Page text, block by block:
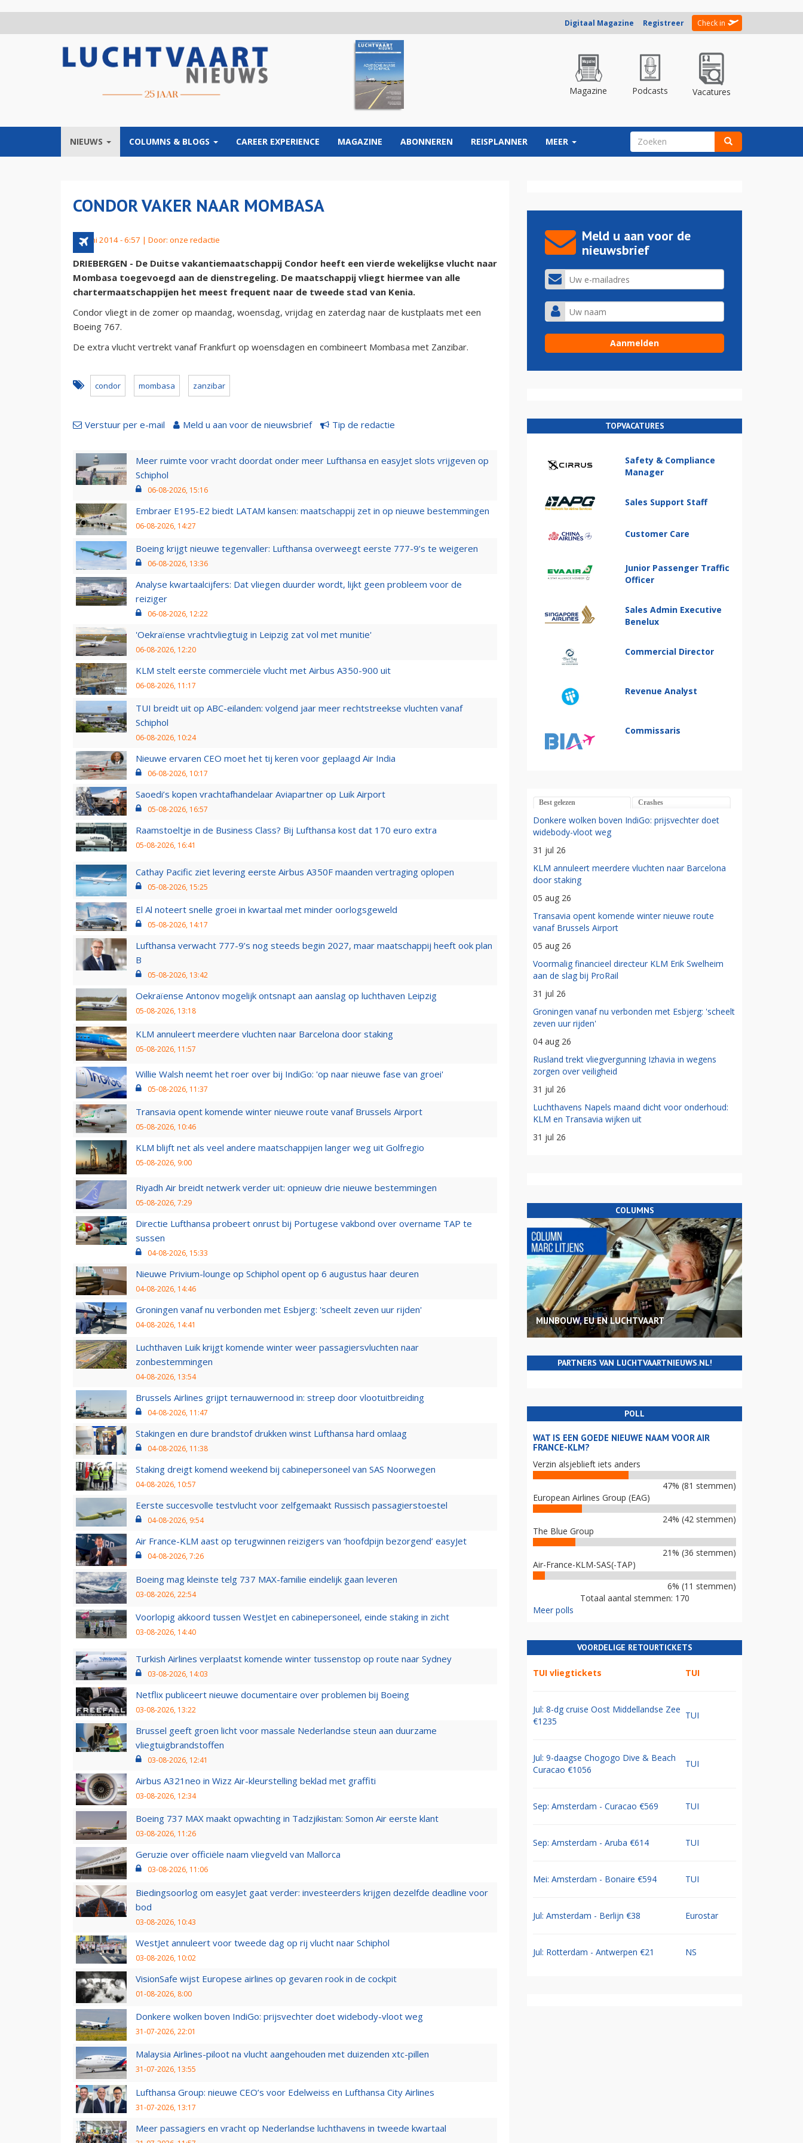
Digitaal Magazine Registreer Check in
Magazine Podcasts Vacatures
NIEUWS COLUMNS & BLOGS CAREER EXPERIENCE MAGAZINE ABONNEREN REISPLANNER MEER ZOEKVELD
CONDOR VAKER NAAR MOMBASA
29 juni 2014 - 6:57 | Door: onze redactie
DRIEBERGEN - De Duitse vakantiemaatschappij Condor heeft een vierde wekelijkse vlucht naar
Mombasa toegevoegd aan de dienstregeling. De maatschappij vliegt hiermee van alle
chartermaatschappijen het meest frequent naar de tweede stad van Kenia.
Condor vliegt in de zomer op maandag, woensdag, vrijdag en zaterdag naar de kustplaats met een
Boeing 767.
De extra vlucht vertrekt vanaf Frankfurt op woensdagen en combineert Mombasa met Zanzibar.
condor mombasa zanzibar
Verstuur per e-mail Meld u aan voor de nieuwsbrief Tip de redactie
Meer ruimte voor vracht doordat onder meer Lufthansa en easyJet slots vrijgeven op
Schiphol
06-08-2026, 15:16
Embraer E195-E2 biedt LATAM kansen: maatschappij zet in op nieuwe bestemmingen
06-08-2026, 14:27
Boeing krijgt nieuwe tegenvaller: Lufthansa overweegt eerste 777-9’s te weigeren
06-08-2026, 13:36
Analyse kwartaalcijfers: Dat vliegen duurder wordt, lijkt geen probleem voor de
reiziger
06-08-2026, 12:22
'Oekraïense vrachtvliegtuig in Leipzig zat vol met munitie'
06-08-2026, 12:20
KLM stelt eerste commerciële vlucht met Airbus A350-900 uit
06-08-2026, 11:17
TUI breidt uit op ABC-eilanden: volgend jaar meer rechtstreekse vluchten vanaf
Schiphol
06-08-2026, 10:24
Nieuwe ervaren CEO moet het tij keren voor geplaagd Air India
06-08-2026, 10:17
Saoedi’s kopen vrachtafhandelaar Aviapartner op Luik Airport
05-08-2026, 16:57
Raamstoeltje in de Business Class? Bij Lufthansa kost dat 170 euro extra
05-08-2026, 16:41
Cathay Pacific ziet levering eerste Airbus A350F maanden vertraging oplopen
05-08-2026, 15:25
El Al noteert snelle groei in kwartaal met minder oorlogsgeweld
05-08-2026, 14:17
Lufthansa verwacht 777-9’s nog steeds begin 2027, maar maatschappij heeft ook plan
B
05-08-2026, 13:42
Oekraïense Antonov mogelijk ontsnapt aan aanslag op luchthaven Leipzig
05-08-2026, 13:18
KLM annuleert meerdere vluchten naar Barcelona door staking
05-08-2026, 11:57
Willie Walsh neemt het roer over bij IndiGo: 'op naar nieuwe fase van groei'
05-08-2026, 11:37
Transavia opent komende winter nieuwe route vanaf Brussels Airport
05-08-2026, 10:46
KLM blijft net als veel andere maatschappijen langer weg uit Golfregio
05-08-2026, 9:00
Riyadh Air breidt netwerk verder uit: opnieuw drie nieuwe bestemmingen
05-08-2026, 7:29
Directie Lufthansa probeert onrust bij Portugese vakbond over overname TAP te
sussen
04-08-2026, 15:33
Nieuwe Privium-lounge op Schiphol opent op 6 augustus haar deuren
04-08-2026, 14:46
Groningen vanaf nu verbonden met Esbjerg: 'scheelt zeven uur rijden'
04-08-2026, 14:41
Luchthaven Luik krijgt komende winter weer passagiersvluchten naar
zonbestemmingen
04-08-2026, 13:54
Brussels Airlines grijpt ternauwernood in: streep door vlootuitbreiding
04-08-2026, 11:47
Stakingen en dure brandstof drukken winst Lufthansa hard omlaag
04-08-2026, 11:38
Staking dreigt komend weekend bij cabinepersoneel van SAS Noorwegen
04-08-2026, 10:57
Eerste succesvolle testvlucht voor zelfgemaakt Russisch passagierstoestel
04-08-2026, 9:54
Air France-KLM aast op terugwinnen reizigers van ‘hoofdpijn bezorgend’ easyJet
04-08-2026, 7:26
Boeing mag kleinste telg 737 MAX-familie eindelijk gaan leveren
03-08-2026, 22:54
Voorlopig akkoord tussen WestJet en cabinepersoneel, einde staking in zicht
03-08-2026, 14:40
Turkish Airlines verplaatst komende winter tussenstop op route naar Sydney
03-08-2026, 14:03
Netflix publiceert nieuwe documentaire over problemen bij Boeing
03-08-2026, 13:22
Brussel geeft groen licht voor massale Nederlandse steun aan duurzame
vliegtuigbrandstoffen
03-08-2026, 12:41
Airbus A321neo in Wizz Air-kleurstelling beklad met graffiti
03-08-2026, 12:34
Boeing 737 MAX maakt opwachting in Tadzjikistan: Somon Air eerste klant
03-08-2026, 11:26
Geruzie over officiële naam vliegveld van Mallorca
03-08-2026, 11:06
Biedingsoorlog om easyJet gaat verder: investeerders krijgen dezelfde deadline voor
bod
03-08-2026, 10:43
WestJet annuleert voor tweede dag op rij vlucht naar Schiphol
03-08-2026, 10:02
VisionSafe wijst Europese airlines op gevaren rook in de cockpit
01-08-2026, 8:00
Donkere wolken boven IndiGo: prijsvechter doet widebody-vloot weg
31-07-2026, 22:01
Malaysia Airlines-piloot na vlucht aangehouden met duizenden xtc-pillen
31-07-2026, 13:55
Lufthansa Group: nieuwe CEO’s voor Edelweiss en Lufthansa City Airlines
31-07-2026, 13:17
Meer passagiers en vracht op Nederlandse luchthavens in tweede kwartaal
Meld u aan voor de
nieuwsbrief
TOPVACATURES
Safety & Compliance
Manager
Sales Support Staff
Customer Care
Junior Passenger Traffic
Officer
Sales Admin Executive
Benelux
Commercial Director
Revenue Analyst
Commissaris
Best gelezen Crashes
Donkere wolken boven IndiGo: prijsvechter doet
widebody-vloot weg
31 jul 26
KLM annuleert meerdere vluchten naar Barcelona
door staking
05 aug 26
Transavia opent komende winter nieuwe route
vanaf Brussels Airport
05 aug 26
Voormalig financieel directeur KLM Erik Swelheim
aan de slag bij ProRail
31 jul 26
Groningen vanaf nu verbonden met Esbjerg: 'scheelt
zeven uur rijden'
04 aug 26
Rusland trekt vliegvergunning Izhavia in wegens
zorgen over veiligheid
31 jul 26
Luchthavens Napels maand dicht voor onderhoud:
KLM en Transavia wijken uit
31 jul 26
COLUMNS
MIJNBOUW, EU EN LUCHTVAART
PARTNERS VAN LUCHTVAARTNIEUWS.NL!
POLL
WAT IS EEN GOEDE NIEUWE NAAM VOOR AIR
FRANCE-KLM?
Verzin alsjeblieft iets anders
47% (81 stemmen)
European Airlines Group (EAG)
24% (42 stemmen)
The Blue Group
21% (36 stemmen)
Air-France-KLM-SAS(-TAP)
6% (11 stemmen)
Totaal aantal stemmen: 170
Meer polls
VOORDELIGE RETOURTICKETS
TUI vliegtickets TUI
Jul: 8-dg cruise Oost Middellandse Zee
€1235
TUI
Jul: 9-daagse Chogogo Dive & Beach
Curacao €1056
TUI
Sep: Amsterdam - Curacao €569 TUI
Sep: Amsterdam - Aruba €614 TUI
Mei: Amsterdam - Bonaire €594 TUI
Jul: Amsterdam - Berlijn €38 Eurostar
Jul: Rotterdam - Antwerpen €21 NS